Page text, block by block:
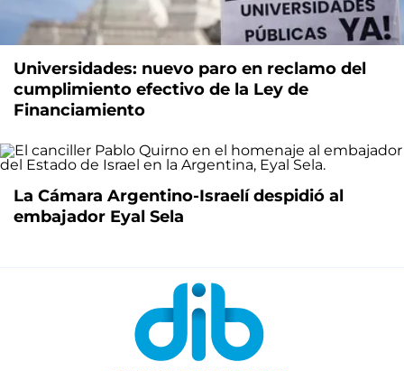
Universidades: nuevo paro en reclamo del
cumplimiento efectivo de la Ley de
Financiamiento
La Cámara Argentino-Israelí despidió al
embajador Eyal Sela